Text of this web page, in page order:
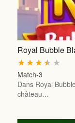
Royal Bubble
★
★
★
★
★
Match-3
Dans Royal
château…